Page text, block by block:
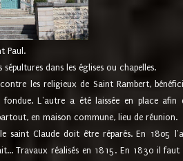
Paul.
dans les églises ou chapelles.
les religieux de Saint Rambert,
L'autre a été laissée en place
en maison commune, lieu de réunion.
saint Claude doit être réparés. En 1805
Travaux réalisés en 1815. En 1830 il